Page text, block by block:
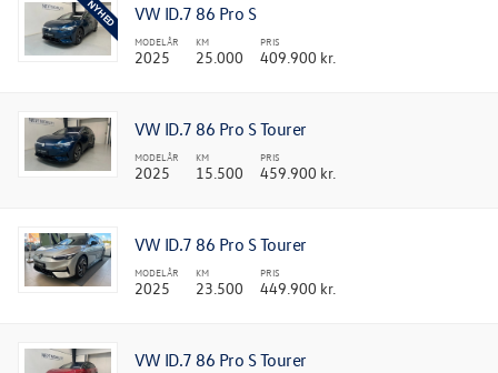
VW ID.7 86 Pro S
MODELÅR
2025
KM
25.000
PRIS
409.900 kr.
VW ID.7 86 Pro S Tourer
MODELÅR
2025
KM
15.500
PRIS
459.900 kr.
VW ID.7 86 Pro S Tourer
MODELÅR
2025
KM
23.500
PRIS
449.900 kr.
VW ID.7 86 Pro S Tourer